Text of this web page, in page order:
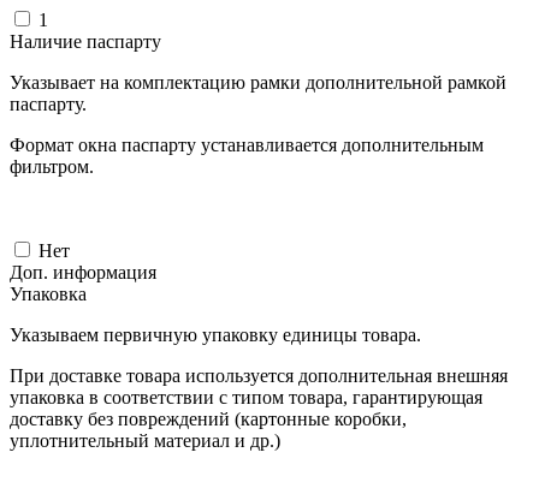
1
Наличие паспарту
Указывает на комплектацию рамки дополнительной рамкой
паспарту.
Формат окна паспарту устанавливается дополнительным
фильтром.
Нет
Доп. информация
Упаковка
Указываем первичную упаковку единицы товара.
При доставке товара используется дополнительная внешняя
упаковка в соответствии с типом товара, гарантирующая
доставку без повреждений (картонные коробки,
уплотнительный материал и др.)